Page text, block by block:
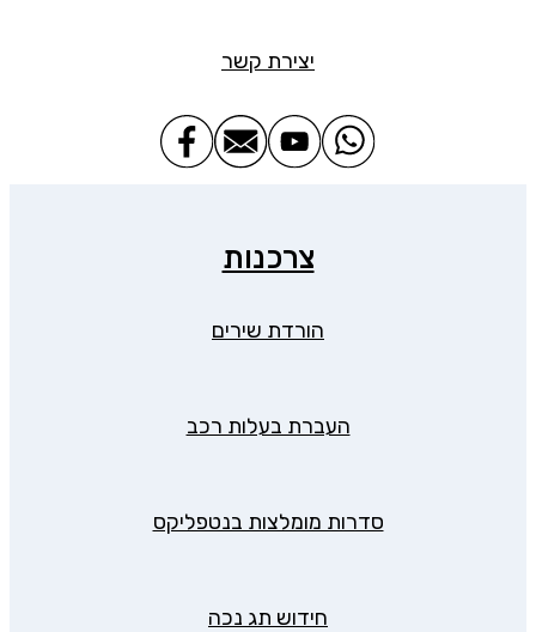
יצירת קשר
צרכנות
הורדת שירים
העברת בעלות רכב
סדרות מומלצות בנטפליקס
חידוש תג נכה